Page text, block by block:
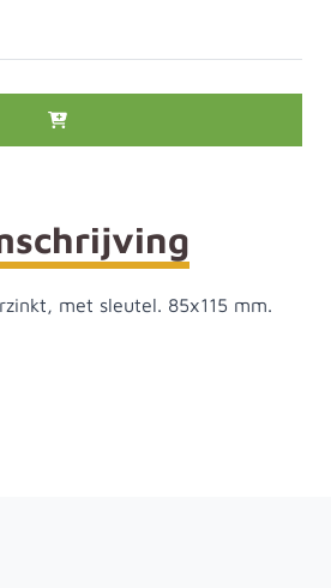
met sleutel. 85x115 mm.